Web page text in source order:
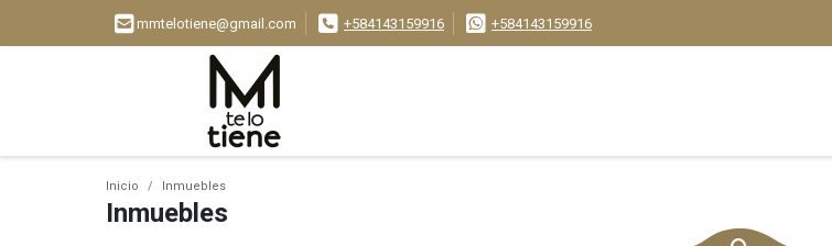
mmtelotiene@gmail.com +584143159916 +584143159916
Inicio Inmuebles
Inmuebles